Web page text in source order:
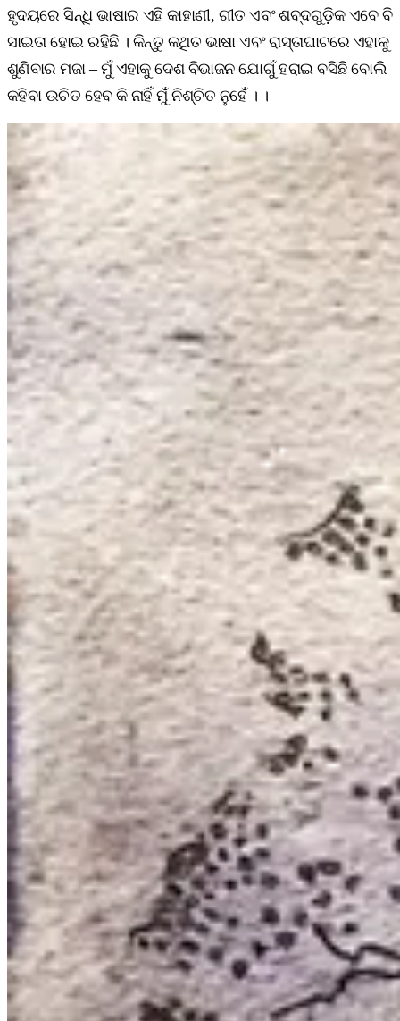
ହୃଦୟରେ ସିନ୍ଧି ଭାଷାର ଏହି କାହାଣୀ, ଗୀତ ଏବଂ ଶବ୍ଦଗୁଡ଼ିକ ଏବେ ବି
ସାଇତା ହୋଇ ରହିଛି । କିନ୍ତୁ କଥିତ ଭାଷା ଏବଂ ରାସ୍ତାଘାଟରେ ଏହାକୁ
ଶୁଣିବାର ମଜା – ମୁଁ ଏହାକୁ ଦେଶ ବିଭାଜନ ଯୋଗୁଁ ହରାଇ ବସିଛି ବୋଲି
କହିବା ଉଚିତ ହେବ କି ନାହିଁ ମୁଁ ନିଶ୍ଚିତ ନୁହେଁ । ।